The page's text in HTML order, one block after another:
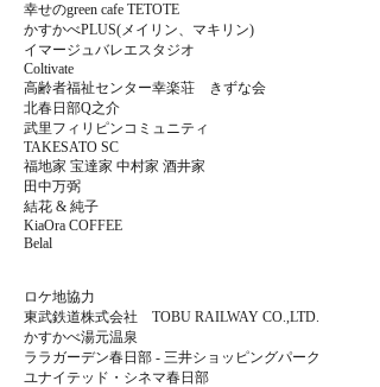
幸せのgreen cafe TETOTE
かすかべPLUS(メイリン、マキリン)
イマージュバレエスタジオ
Coltivate
高齢者福祉センター幸楽荘 きずな会
北春日部Q之介
武里フィリピンコミュニティ
TAKESATO SC
福地家 宝達家 中村家 酒井家
田中万弼
結花 & 純子
KiaOra COFFEE
Belal
ロケ地協力
東武鉄道株式会社 TOBU RAILWAY CO.,LTD.
かすかべ湯元温泉
ララガーデン春日部 - 三井ショッピングパーク
ユナイテッド・シネマ春日部